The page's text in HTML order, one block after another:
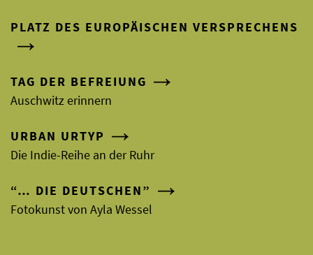
PLATZ DES EUROPÄISCHEN VERSPRECHENS
TAG DER BEFREIUNG
Auschwitz erinnern
URBAN URTYP
Die Indie-Reihe an der Ruhr
“… DIE DEUTSCHEN”
Fotokunst von Ayla Wessel